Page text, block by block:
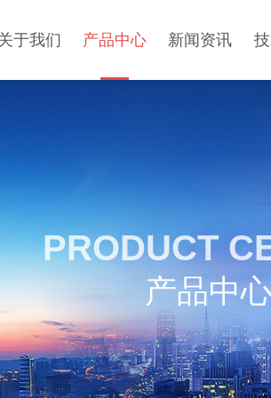
于我们 产品中心 新闻资讯
PRODUCT
产品中